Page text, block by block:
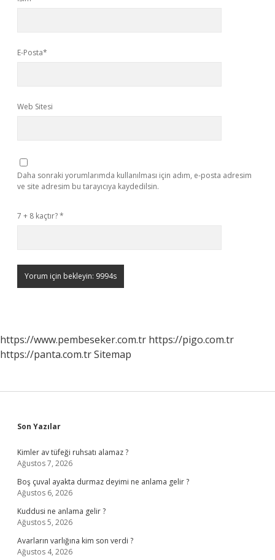
E-Posta*
Web Sitesi
Daha sonraki yorumlarımda kullanılması için adım, e-posta adresim
ve site adresim bu tarayıcıya kaydedilsin.
7 + 8 kaçtır?*
https://www.pembeseker.com.tr https://pigo.com.tr
https://panta.com.trSitemap
Sidebar
Son Yazılar
Kimler av tüfeği ruhsatı alamaz ?
Ağustos 7, 2026
Boş çuval ayakta durmaz deyimi ne anlama gelir ?
Ağustos 6, 2026
Kuddusi ne anlama gelir ?
Ağustos 5, 2026
Avarların varlığına kim son verdi ?
Ağustos 4, 2026